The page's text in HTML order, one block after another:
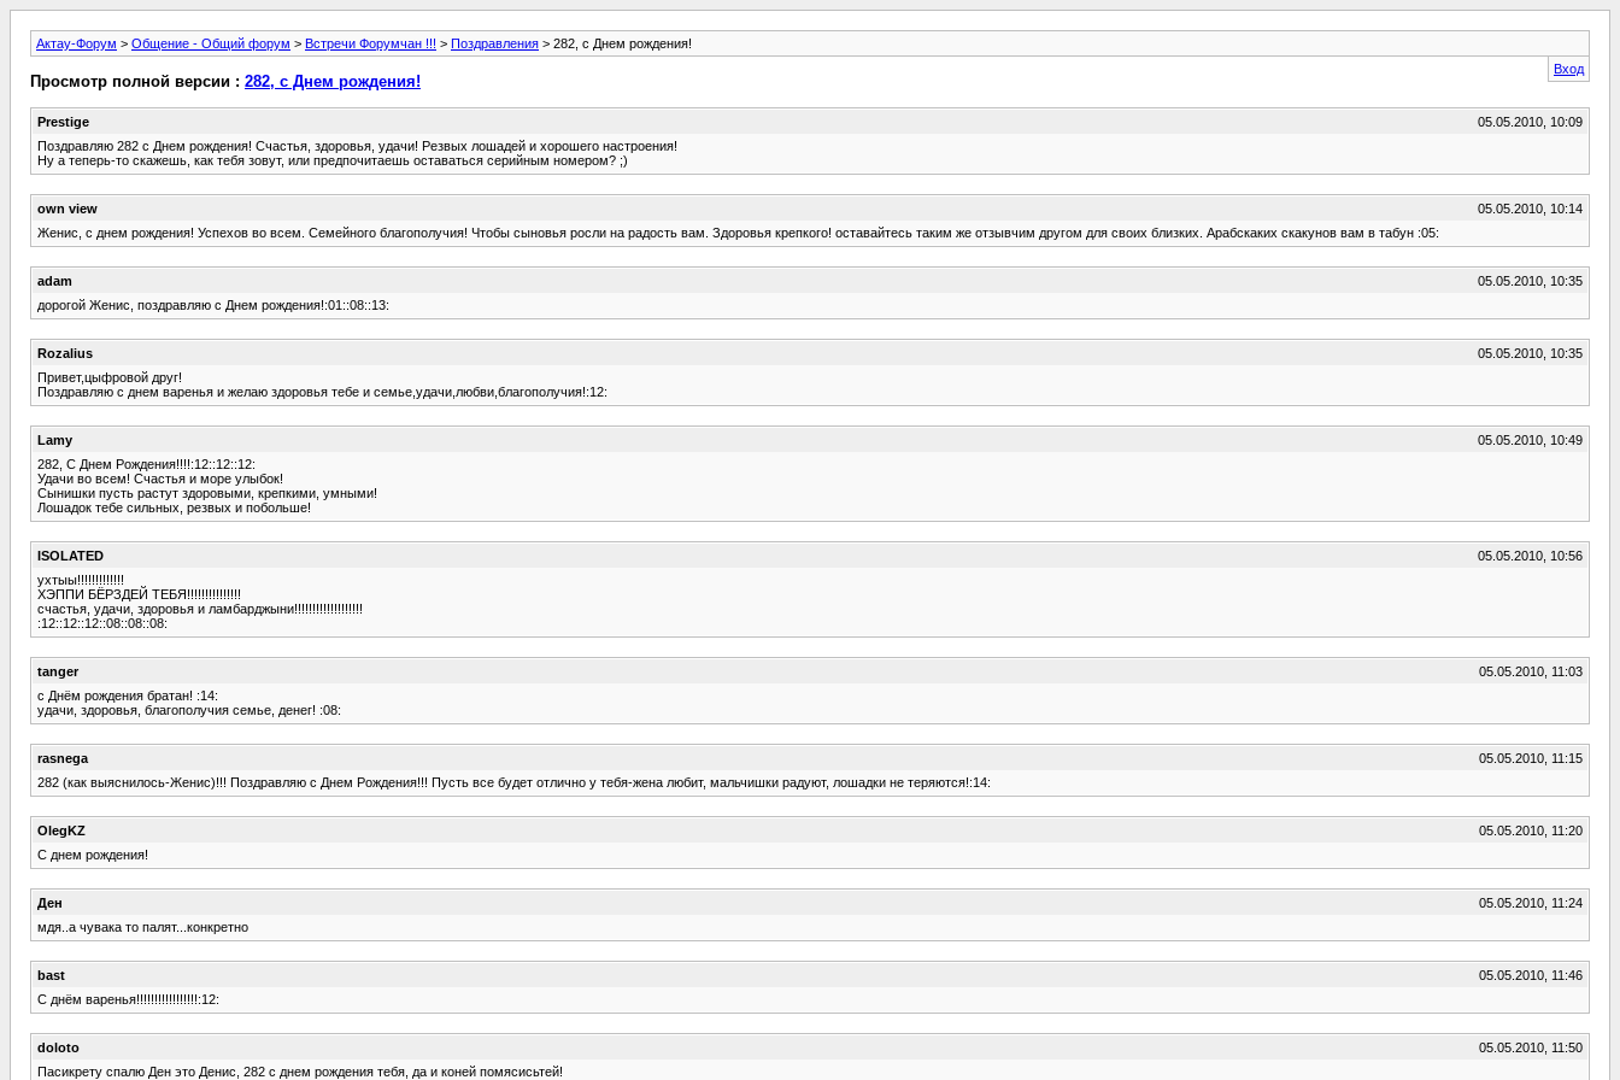
Актау-Форум > Общение - Общий форум > Встречи Форумчан !!! > Поздравления > 282, с Днем рождения!
Вход
Просмотр полной версии : 282, с Днем рождения!
Prestige
05.05.2010, 10:09
Поздравляю 282 с Днем рождения! Счастья, здоровья, удачи! Резвых лошадей и хорошего настроения!
Ну а теперь-то скажешь, как тебя зовут, или предпочитаешь оставаться серийным номером? ;)
own view
05.05.2010, 10:14
Женис, с днем рождения! Успехов во всем. Семейного благополучия! Чтобы сыновья росли на радость вам. Здоровья крепкого! оставайтесь таким же отзывчим другом для своих близких. Арабскаких скакунов вам в табун :05:
adam
05.05.2010, 10:35
дорогой Женис, поздравляю с Днем рождения!:01::08::13:
Rozalius
05.05.2010, 10:35
Привет,цыфровой друг!
Поздравляю с днем варенья и желаю здоровья тебе и семье,удачи,любви,благополучия!:12:
Lamy
05.05.2010, 10:49
282, С Днем Рождения!!!!:12::12::12:
Удачи во всем! Счастья и море улыбок!
Сынишки пусть растут здоровыми, крепкими, умными!
Лошадок тебе сильных, резвых и побольше!
ISOLATED
05.05.2010, 10:56
ухтыы!!!!!!!!!!!!!
ХЭППИ БЁРЗДЕЙ ТЕБЯ!!!!!!!!!!!!!!!
счастья, удачи, здоровья и ламбарджыни!!!!!!!!!!!!!!!!!!!
:12::12::12::08::08::08:
tanger
05.05.2010, 11:03
с Днём рождения братан! :14:
удачи, здоровья, благополучия семье, денег! :08:
rasnega
05.05.2010, 11:15
282 (как выяснилось-Женис)!!! Поздравляю с Днем Рождения!!! Пусть все будет отлично у тебя-жена любит, мальчишки радуют, лошадки не теряются!:14:
OlegKZ
05.05.2010, 11:20
С днем рождения!
Ден
05.05.2010, 11:24
мдя..а чувака то палят...конкретно
bast
05.05.2010, 11:46
С днём варенья!!!!!!!!!!!!!!!!!:12:
doloto
05.05.2010, 11:50
Пасикрету спалю Ден это Денис, 282 с днем рождения тебя, да и коней помясисьтей!